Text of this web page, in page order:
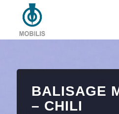
BALISAGE
– CHILI